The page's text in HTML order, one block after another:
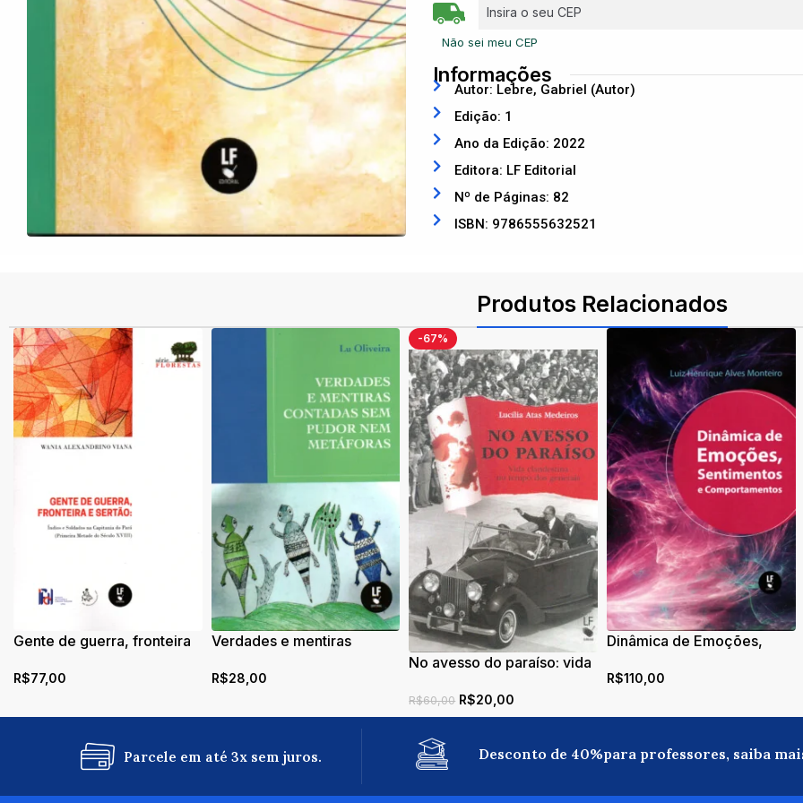
Não sei meu CEP
Informações
Autor: Lebre, Gabriel (Autor)
Edição: 1
Ano da Edição: 2022
Editora: LF Editorial
Nº de Páginas: 82
ISBN: 9786555632521
Produtos Relacionados
Gente de guerra, fronteira
na capitania do Pará
Século XVIII)
R$77,00
Verdades e mentiras
metáforas
R$28,00
-67%
No avesso do paraíso: vida
generais
R$60,00 R$20,00
Dinâmica de Emoções,
Comportamentos
R$110,00
Parcele em até 3x sem juros. Desconto de 40%para professores, saiba